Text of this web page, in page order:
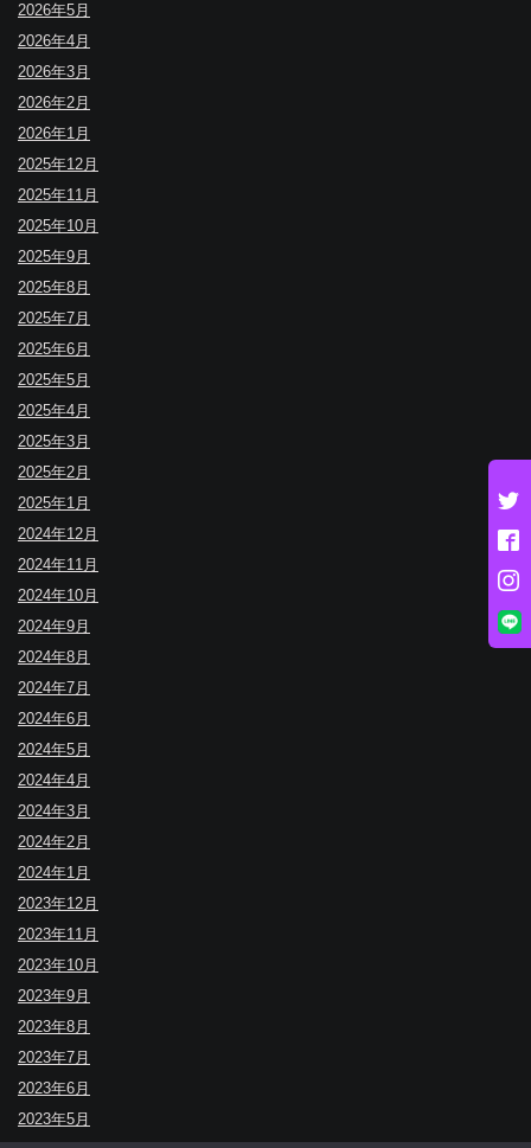
2026年5月
2026年4月
2026年3月
2026年2月
2026年1月
2025年12月
2025年11月
2025年10月
2025年9月
2025年8月
2025年7月
2025年6月
2025年5月
2025年4月
2025年3月
2025年2月
2025年1月
2024年12月
2024年11月
2024年10月
2024年9月
2024年8月
2024年7月
2024年6月
2024年5月
2024年4月
2024年3月
2024年2月
2024年1月
2023年12月
2023年11月
2023年10月
2023年9月
2023年8月
2023年7月
2023年6月
2023年5月